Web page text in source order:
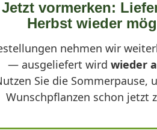
+
Jetzt vormerken:
Herbst wieder
nehmen wir
— ausgeliefert wird wieder
Sie die Sommerpause,
Wunschpflanzen schon jetzt